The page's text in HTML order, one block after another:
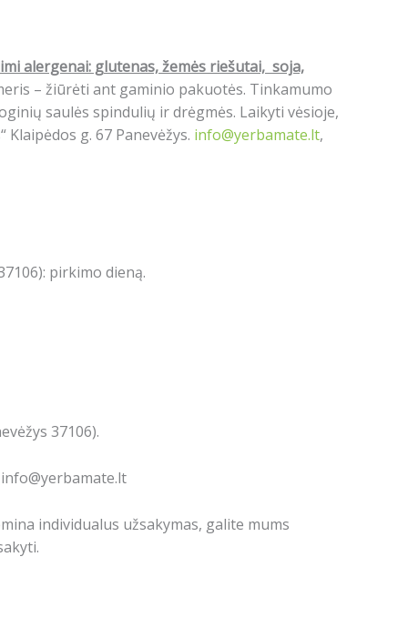
alergenai: glutenas, žemės riešutai, soja,
– žiūrėti ant gaminio pakuotės. Tinkamumo
saulės spindulių ir drėgmės. Laikyti vėsioje,
g. 67 Panevėžys. info@yerbamate.lt,
pirkimo dieną.
37106).
individualus užsakymas, galite mums